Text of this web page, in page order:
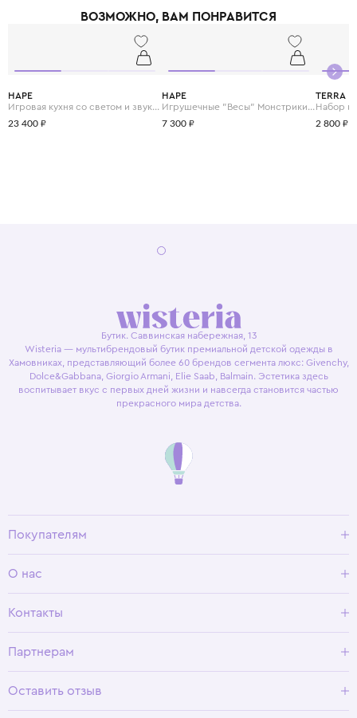
ВОЗМОЖНО, ВАМ ПОНРАВИТСЯ
HAPE
Игровая кухня со светом и звуком "Готовим вместе"
23 400 ₽
HAPE
Игрушечные "Весы" Монстрики с брошюрой примеров на сложение и состав числа
7 300 ₽
TERRA
2 800 ₽
Бутик. Саввинская набережная, 13
Wisteria — мультибрендовый бутик премиальной детской одежды в
Хамовниках, представляющий более 60 брендов сегмента люкс: Givenchy,
Dolce&Gabbana, Giorgio Armani, Elie Saab, Balmain. Эстетика здесь
воспитывает вкус с первых дней жизни и навсегда становится частью
прекрасного мира детства.
Покупателям
Условия возврата
О нас
Программа лояльности
Контакты
Партнерам
Оставить отзыв